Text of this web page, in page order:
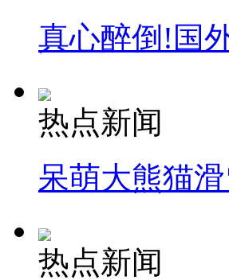
真心醉倒!国
热点新闻
呆萌大熊猫
热点新闻